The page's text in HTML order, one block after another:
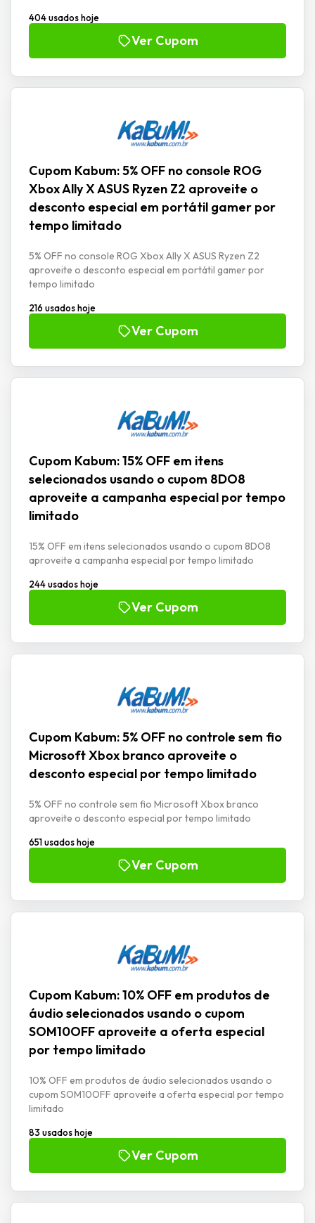
404 usados hoje
Ver Cupom
Cupom Kabum: 5% OFF no console ROG
Xbox Ally X ASUS Ryzen Z2 aproveite o
desconto especial em portátil gamer por
tempo limitado
5% OFF no console ROG Xbox Ally X ASUS Ryzen Z2
aproveite o desconto especial em portátil gamer por
tempo limitado
216 usados hoje
Ver Cupom
Cupom Kabum: 15% OFF em itens
selecionados usando o cupom 8DO8
aproveite a campanha especial por tempo
limitado
15% OFF em itens selecionados usando o cupom 8DO8
aproveite a campanha especial por tempo limitado
244 usados hoje
Ver Cupom
Cupom Kabum: 5% OFF no controle sem fio
Microsoft Xbox branco aproveite o
desconto especial por tempo limitado
5% OFF no controle sem fio Microsoft Xbox branco
aproveite o desconto especial por tempo limitado
651 usados hoje
Ver Cupom
Cupom Kabum: 10% OFF em produtos de
áudio selecionados usando o cupom
SOM10OFF aproveite a oferta especial
por tempo limitado
10% OFF em produtos de áudio selecionados usando o
cupom SOM10OFF aproveite a oferta especial por tempo
limitado
83 usados hoje
Ver Cupom